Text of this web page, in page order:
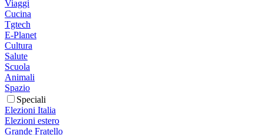
Viaggi
Cucina
Tgtech
E-Planet
Cultura
Salute
Scuola
Animali
Spazio
Speciali
Elezioni Italia
Elezioni estero
Grande Fratello